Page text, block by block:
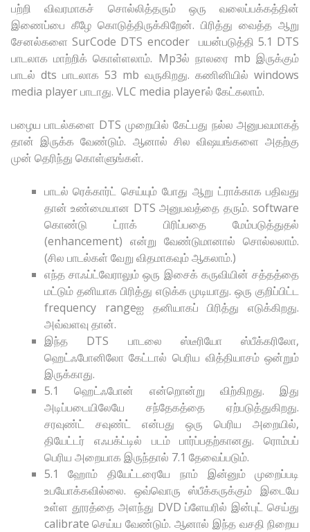
பற்றி விவரமாகச் சொல்லித்தரும் ஒரு வலைப்பக்கத்தின்
இணைப்பை கீழே கொடுத்திருக்கிறேன். பிரித்து வைத்த ஆறு
சேனல்களை SurCode DTS encoder பயன்படுத்தி 5.1 DTS
பாடலாக மாற்றிக் கொள்ளலாம். Mp3ல் நாலரை mb இருக்கும்
பாடல் dts பாடலாக 53 mb வருகிறது. கணினியில் windows
media player பாடாது. VLC media playerல் கேட்கலாம்.
பழைய பாடல்களை DTS முறையில் கேட்பது நல்ல அனுபவமாகத்
தான் இருக்க வேண்டும். ஆனால் சில விஷயங்களை அதற்கு
முன் தெரிந்து கொள்ளுங்கள்.
பாடல் ரெக்கார்ட் செய்யும் போது ஆறு ட்ராக்காக பதிவது
தான் உண்மையான DTS அனுபவத்தை தரும். software
கொண்டு ட்ராக் பிரிப்பதை மேம்படுத்துதல்
(enhancement) என்று வேண்டுமானால் சொல்லலாம்.
(சில பாடல்கள் வேறு விதமாகவும் ஆகலாம்.)
எந்த சாஃப்ட்வேராலும் ஒரு இசைக் கருவியின் சத்தத்தை
மட்டும் தனியாக பிரித்து எடுக்க முடியாது. ஒரு குறிப்பிட்ட
frequency rangeஐ தனியாகப் பிரித்து எடுக்கிறது.
அவ்வளவு தான்.
இந்த DTS பாடலை ஸ்டீரியோ ஸ்பீக்கரிலோ,
ஹெட்ஃபோனிலோ கேட்டால் பெரிய வித்தியாசம் ஒன்றும்
இருக்காது.
5.1 ஹெட்ஃபோன் என்றொன்று விற்கிறது. இது
அடிப்படையிலேயே சந்தேகத்தை ஏற்படுத்துகிறது.
சரவுண்ட் சவுண்ட் என்பது ஒரு பெரிய அறையில்,
தியேட்டர் எஃபக்ட்டில் படம் பார்ப்பதற்கானது. ரொம்பப்
பெரிய அறையாக இருந்தால் 7.1 தேவைப்படும்.
5.1 ஹோம் தியேட்டரையே நாம் இன்னும் முறைப்படி
உபயோக்கவில்லை. ஒவ்வொரு ஸ்பீக்கருக்கும் இடையே
உள்ள தூரத்தை அளந்து DVD ப்ளேயரில் இன்புட் செய்து
calibrate செய்ய வேண்டும். ஆனால் இந்த வசதி நிறைய